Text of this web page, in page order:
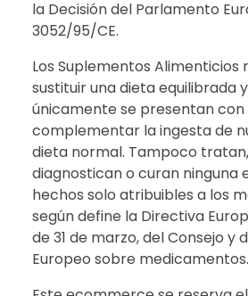
la Decisión del Parlamento
3052/95/CE.
Los Suplementos Alimenticios
sustituir una dieta equilibrada
únicamente se presentan con
complementar la ingesta de
dieta normal. Tampoco
diagnostican o curan ninguna
hechos solo atribuibles a los
según define la Directiva
de 31 de marzo, del Consejo y
Europeo sobre medicamentos.